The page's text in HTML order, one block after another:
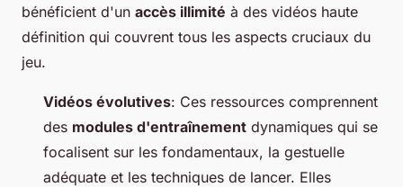
bénéficient d'un accès illimité à des vidéos haute
définition qui couvrent tous les aspects cruciaux du
jeu.
Vidéos évolutives: Ces ressources comprennent
des modules d'entraînement dynamiques qui se
focalisent sur les fondamentaux, la gestuelle
adéquate et les techniques de lancer. Elles